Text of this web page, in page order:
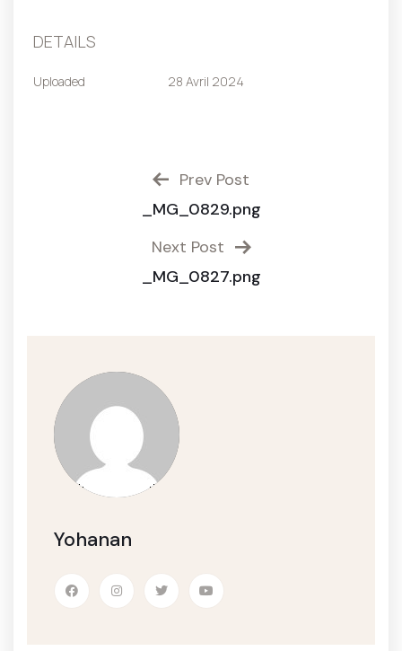
DETAILS
Uploaded 28 Avril 2024
Prev Post
_MG_0829.png
Next Post
_MG_0827.png
Yohanan